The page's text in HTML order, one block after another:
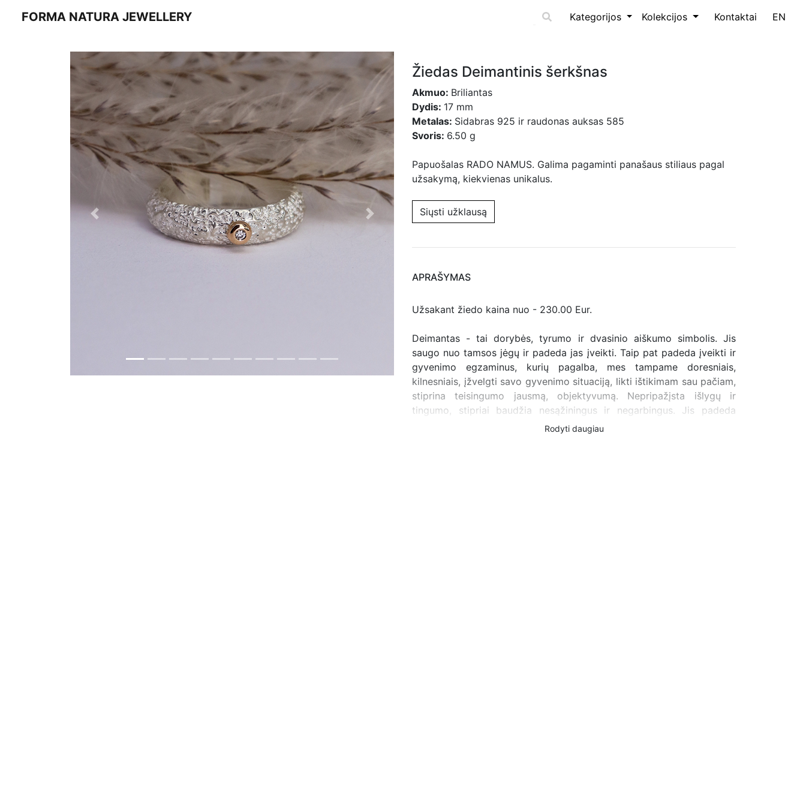
FORMA NATURA JEWELLERY Kategorijos Kolekcijos Kontaktai EN
Previous Next
Žiedas Deimantinis šerkšnas
Akmuo: Briliantas
Dydis: 17 mm
Metalas: Sidabras 925 ir raudonas auksas 585
Svoris: 6.50 g
Papuošalas RADO NAMUS. Galima pagaminti panašaus stiliaus pagal
užsakymą, kiekvienas unikalus.
Siųsti užklausą
APRAŠYMAS
Užsakant žiedo kaina nuo - 230.00 Eur.
Deimantas - tai dorybės, tyrumo ir dvasinio aiškumo simbolis. Jis
saugo nuo tamsos jėgų ir padeda jas įveikti. Taip pat padeda įveikti ir
gyvenimo egzaminus, kurių pagalba, mes tampame doresniais,
kilnesniais, įžvelgti savo gyvenimo situaciją, likti ištikimam sau pačiam,
stiprina teisingumo jausmą, objektyvumą. Nepripažįsta išlygų ir
tingumo, stipriai baudžia nesąžiningus ir negarbingus. Jis padeda
įžvelgti mūsų mąstymo ir elgesio pasekmes, skatina logiką, integruoja
Rodyti daugiau